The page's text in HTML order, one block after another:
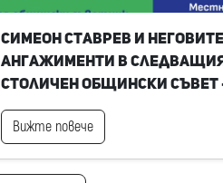
Симеон Ставрев и неговите
ангажименти в
Столичен общински съвет
Вижте повече